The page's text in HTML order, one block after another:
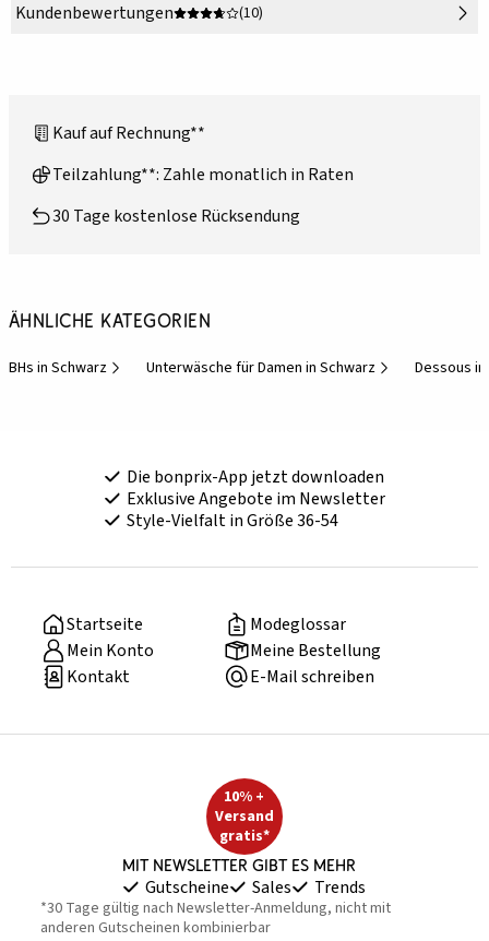
Kundenbewertungen
(10)
Kauf auf Rechnung**
Teilzahlung**: Zahle monatlich in Raten
30 Tage kostenlose Rücksendung
Ähnliche Kategorien
BHs in Schwarz Unterwäsche für Damen in Schwarz Dessous
Die bonprix-App jetzt downloaden
Exklusive Angebote im Newsletter
Style-Vielfalt in Größe 36-54
Startseite
Modeglossar
Mein Konto
Meine Bestellung
Kontakt
E-Mail schreiben
10% +
Versand
gratis*
Mit Newsletter gibt es mehr
Gutscheine Sales Trends
*30 Tage gültig nach Newsletter-Anmeldung, nicht mit
anderen Gutscheinen kombinierbar